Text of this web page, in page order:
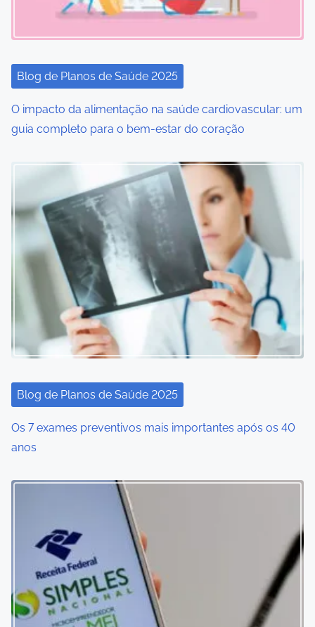
a
t
i
o
Blog de Planos de Saúde 2025
O impacto da alimentação na saúde cardiovascular: um
guia completo para o bem-estar do coração
Blog de Planos de Saúde 2025
Os 7 exames preventivos mais importantes após os 40
anos